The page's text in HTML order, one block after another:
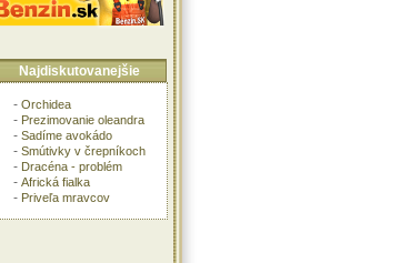
Najdiskutovanejšie
- Orchidea
- Prezimovanie oleandra
- Sadíme avokádo
- Smútivky v črepníkoch
- Dracéna - problém
- Africká fialka
- Priveľa mravcov